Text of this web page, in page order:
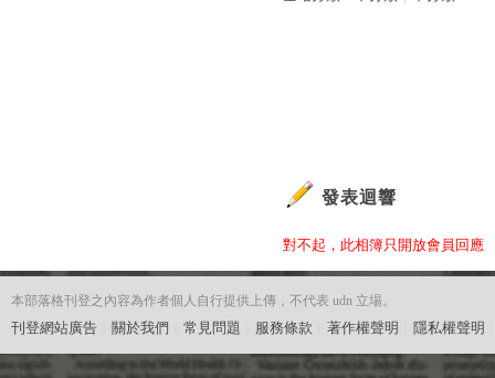
發表迴響
對不起，此相簿只開放會員回應
本部落格刊登之內容為作者個人自行提供上傳，不代表 udn 立場。
刊登網站廣告 關於我們 常見問題 服務條款 著作權聲明 隱私權聲明